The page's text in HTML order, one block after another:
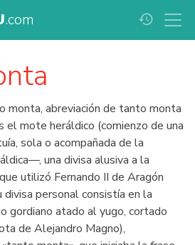
.com history
monta, abreviación de tanto monta
el mote heráldico (comienzo de una
sola o acompañada de la
una divisa alusiva a la
utilizó Fernando II de Aragón
personal consistía en la
gordiano atado al yugo, cortado
de Alejandro Magno),